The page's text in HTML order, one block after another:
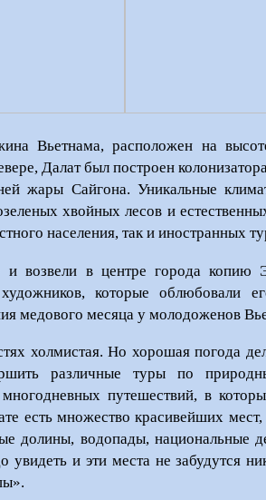
Вьетнама, расположен на
Далат был построен
жары Сайгона. Уникальные
хвойных лесов и
населения, так и иностранных
и возвели в центре города копию
которые облюбовали
медового месяца у молодоженов
холмистая. Но хорошая погода
различные туры по
путешествий, в
есть множество красивейших
долины, водопады, национальные
и эти места не забудутся